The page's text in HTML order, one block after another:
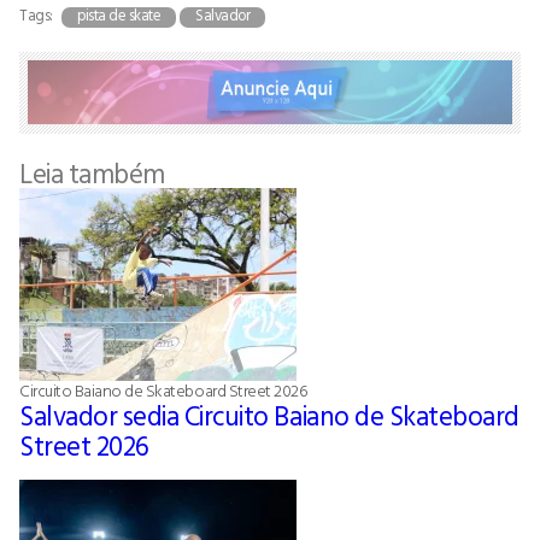
Tags: pista de skate Salvador
Leia também
Circuito Baiano de Skateboard Street 2026
Salvador sedia Circuito Baiano de Skateboard
Street 2026